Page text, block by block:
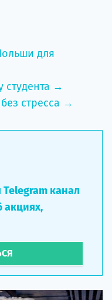
для
студента →
стресса →
канал
акциях,